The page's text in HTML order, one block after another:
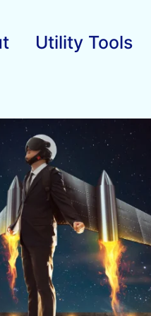
Utility Tools